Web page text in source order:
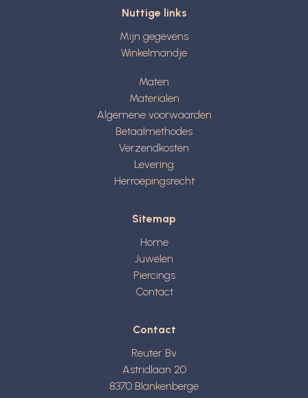
Nuttige links
Mijn gegevens
Winkelmandje
Maten
Materialen
Algemene voorwaarden
Betaalmethodes
Verzendkosten
Levering
Herroepingsrecht
Sitemap
Home
Juwelen
Piercings
Contact
Contact
Reuter Bv
Astridlaan 20
8370 Blankenberge